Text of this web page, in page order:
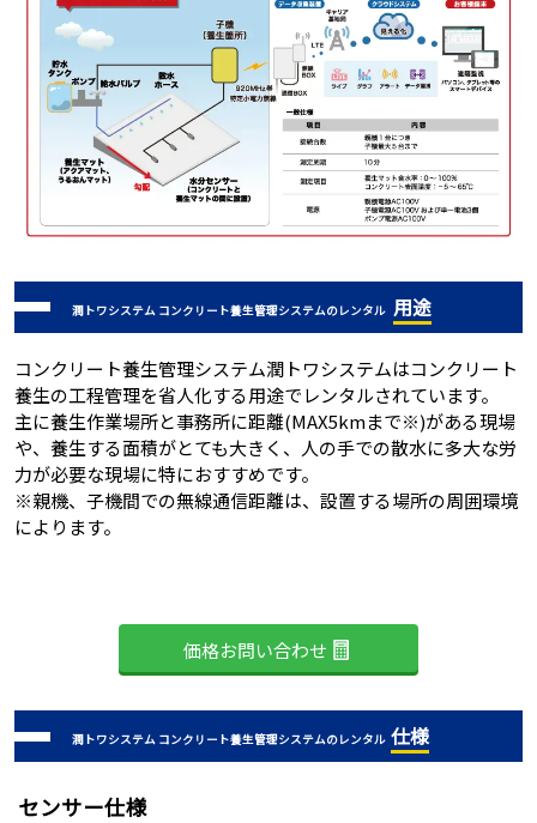
潤トワシステム コンクリート養生管理システムのレンタル 用途
コンクリート養生管理システム潤トワシステムはコンクリート
養生の工程管理を省人化する用途でレンタルされています。
主に養生作業場所と事務所に距離(MAX5kmまで※)がある現場
や、養生する面積がとても大きく、人の手での散水に多大な労
力が必要な現場に特におすすめです。
※親機、子機間での無線通信距離は、設置する場所の周囲環境
によります。
価格お問い合わせ
潤トワシステム コンクリート養生管理システムのレンタル 仕様
センサー仕様